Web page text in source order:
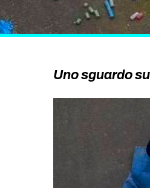
Uno sguardo